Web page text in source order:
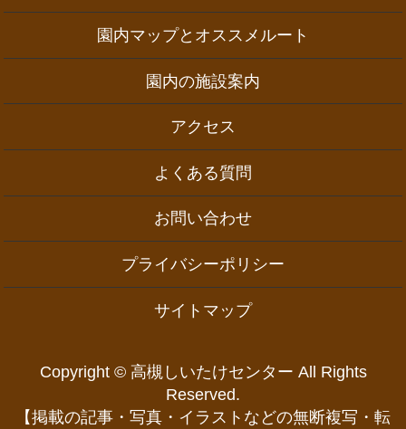
園内マップとオススメルート
園内の施設案内
アクセス
よくある質問
お問い合わせ
プライバシーポリシー
サイトマップ
Copyright © 高槻しいたけセンター All Rights
Reserved.
【掲載の記事・写真・イラストなどの無断複写・転